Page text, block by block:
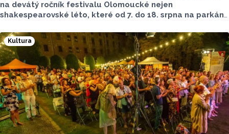
na devátý ročník festivalu Olomoucké nejen
shakespearovské léto, které od 7. do 18. srpna na parkánu
uspořádalo Divadlo Tramtarie. Sdělila to mluvčí divadla
Vlasta Pechová. Loni si divadelní přehlídku nenechaly ujít
zhruba 4 tisíce návštěvníků.
Kultura